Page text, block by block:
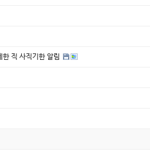
한 직 사직기한 알림